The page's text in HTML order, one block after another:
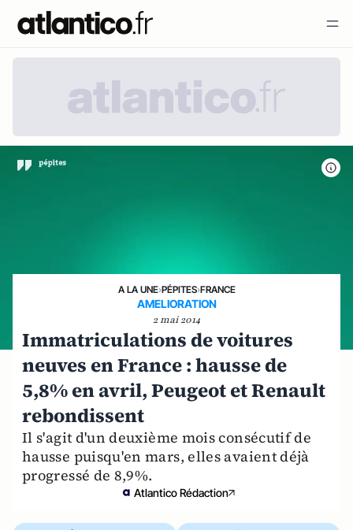
A LA UNE›PÉPITES›FRANCE
AMELIORATION
2 mai 2014
Immatriculations de voitures
neuves en France : hausse de
5,8% en avril, Peugeot et Renault
rebondissent
Il s'agit d'un deuxième mois consécutif de
hausse puisqu'en mars, elles avaient déjà
progressé de 8,9%.
Atlantico Rédaction